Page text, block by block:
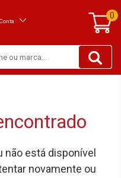
0
não está disponível
novamente ou